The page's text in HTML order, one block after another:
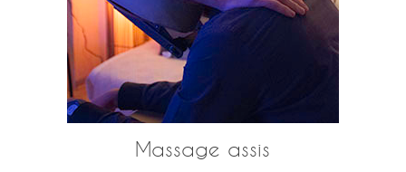
Massage assis